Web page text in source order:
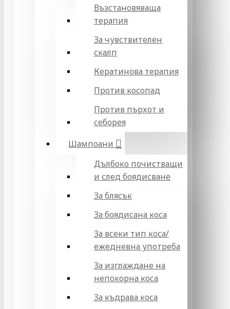
Възстановяваща
терапия
За чувствителен
скалп
Кератинова терапия
Против косопад
Против пърхот и
себорея
Шампоани
Дълбоко почистващи
и след боядисване
За блясък
За боядисана коса
За всеки тип коса/
ежедневна употреба
За изглаждане на
непокорна коса
За къдрава коса